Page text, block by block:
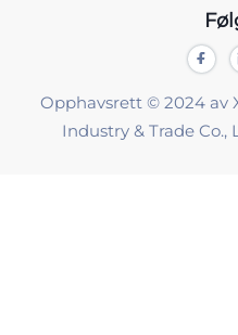
Opphavsrett © 2024 av
Industry & Trade Co.,